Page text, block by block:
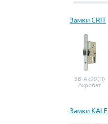
Замки CRIT
ЗВ-Ак99(П)
Акробат
Замки KALE